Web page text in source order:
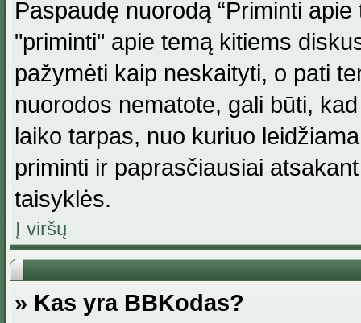
Paspaudę nuorodą “Priminti
"priminti" apie temą kitiems
pažymėti kaip neskaityti, o pati
nuorodos nematote, gali būti,
laiko tarpas, nuo kuriuo
priminti ir paprasčiausiai
taisyklės.
Į viršų
» Kas yra BBKodas?